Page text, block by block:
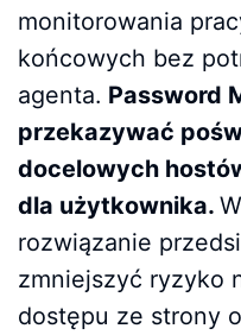
monitorowania
końcowych bez
agenta. Password
przekazywać
docelowych
dla użytkownika.
rozwiązanie
zmniejszyć ryzyko
dostępu ze strony